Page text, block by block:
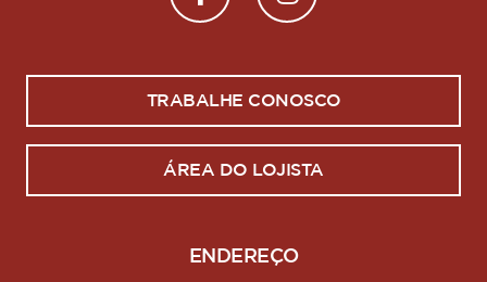
TRABALHE CONOSCO
ÁREA DO LOJISTA
ENDEREÇO